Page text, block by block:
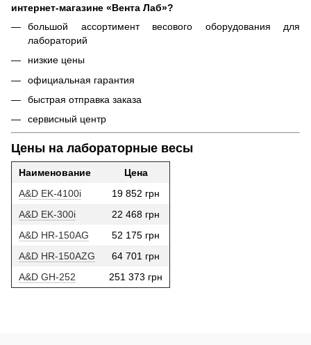
интернет-магазине «Вента Лаб»?
большой ассортимент весового оборудования для
лабораторий
низкие цены
официальная гарантия
быстрая отправка заказа
сервисный центр
Цены на лабораторные весы
Наименование
Цена
A&D EK-4100i
19 852 грн
A&D EK-300i
22 468 грн
A&D HR-150AG
52 175 грн
A&D HR-150AZG
64 701 грн
A&D GH-252
251 373 грн